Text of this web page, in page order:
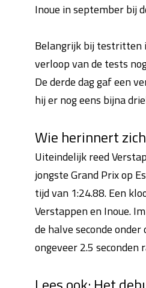
Inoue in september bij
Belangrijk bij testritten
verloop van de tests
De derde dag gaf een
hij er nog eens bijna
Wie herinnert
Uiteindelijk reed
jongste Grand Prix op
tijd van 1:24.88. Een
Verstappen en Inoue.
de halve seconde
ongeveer 2.5 seconden